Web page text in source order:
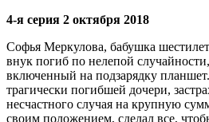
4-я серия 2 октября 2018
Софья Меркулова, бабушка
внук погиб по нелепой
включенный на подзарядку
трагически погибшей дочери,
несчастного случая на крупную
своим положением, сделал все,